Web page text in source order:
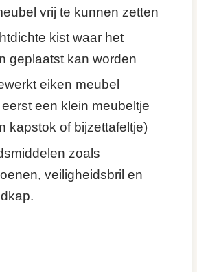
vrij te kunnen zetten
kist waar het
geplaatst kan worden
eiken meubel
een klein meubeltje
kapstok of bijzettafeltje)
zoals
veiligheidsbril en